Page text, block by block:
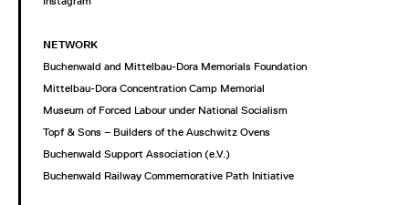
NETWORK
Buchenwald and Mittelbau-Dora Memorials Foundation
Mittelbau-Dora Concentration Camp Memorial
Museum of Forced Labour under National Socialism
Topf & Sons – Builders of the Auschwitz Ovens
Buchenwald Support Association (e.V.)
Buchenwald Railway Commemorative Path Initiative